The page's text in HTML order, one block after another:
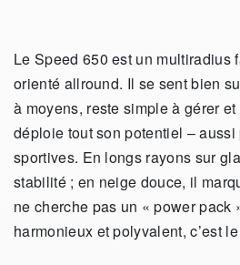
Le Speed 650 est un multiradius
orienté allround. Il se sent bien
à moyens, reste simple à gérer
déploie tout son potentiel –
sportives. En longs rayons sur
stabilité ; en neige douce, il
ne cherche pas un « power pack
harmonieux et polyvalent, c’est